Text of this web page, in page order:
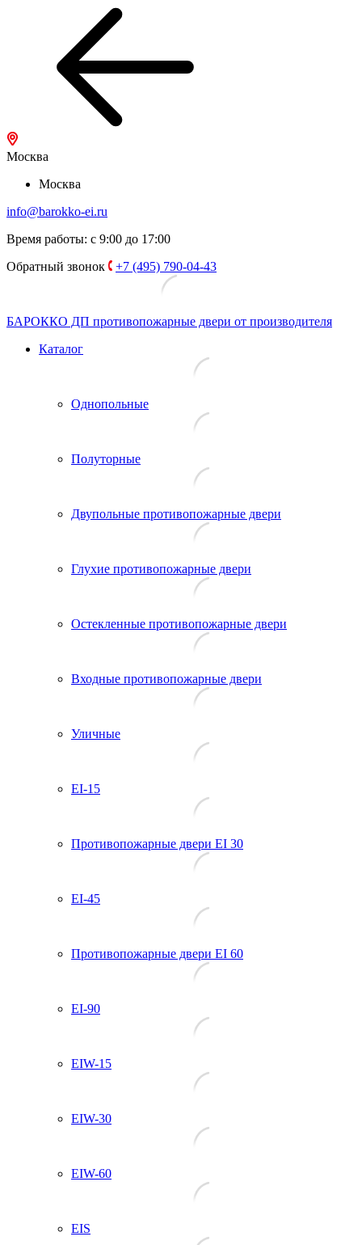
Москва
Москва
info@barokko-ei.ru
Время работы: с 9:00 до 17:00
Обратный звонок
+7 (495) 790-04-43
БАРОККО ДП противопожарные двери от производителя
Каталог
Однопольные
Полуторные
Двупольные противопожарные двери
Глухие противопожарные двери
Остекленные противопожарные двери
Входные противопожарные двери
Уличные
EI-15
Противопожарные двери EI 30
EI-45
Противопожарные двери EI 60
EI-90
EIW-15
EIW-30
EIW-60
EIS